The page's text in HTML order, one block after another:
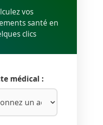
vos
santé en
clics
médical :